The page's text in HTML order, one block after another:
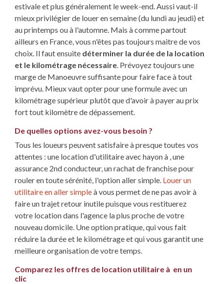
estivale et plus généralement le week-end. Aussi vaut-il
mieux privilégier de louer en semaine (du lundi au jeudi) et
au printemps ou à l'automne. Mais à comme partout
ailleurs en France, vous n'êtes pas toujours maitre de vos
choix. Il faut ensuite déterminer la durée de la location
et le kilométrage nécessaire. Prévoyez toujours une
marge de Manoeuvre suffisante pour faire face à tout
imprévu. Mieux vaut opter pour une formule avec un
kilométrage supérieur plutôt que d'avoir à payer au prix
fort tout kilomètre de dépassement.
De quelles options avez-vous besoin ?
Tous les loueurs peuvent satisfaire à presque toutes vos
attentes : une location d'utilitaire avec hayon à , une
assurance 2nd conducteur, un rachat de franchise pour
rouler en toute sérénité, l'option aller simple. Louer un
utilitaire en aller simpleà vous permet de ne pas avoir à
faire un trajet retour inutile puisque vous restituerez
votre location dans l'agence la plus proche de votre
nouveau domicile. Une option pratique, qui vous fait
réduire la durée et le kilométrage et qui vous garantit une
meilleure organisation de votre temps.
Comparez les offres de location utilitaire à en un
clic